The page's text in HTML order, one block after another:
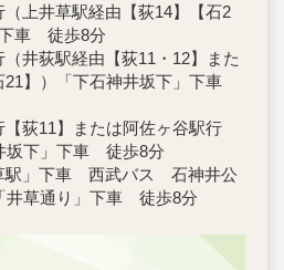
上井草駅経由【荻14】【石2
車 徒歩8分
井荻駅経由【荻11・12】また
21】）「下石神井坂下」下車
荻11】または阿佐ヶ谷駅行
坂下」下車 徒歩8分
駅」下車 西武バス 石神井公
井草通り」下車 徒歩8分